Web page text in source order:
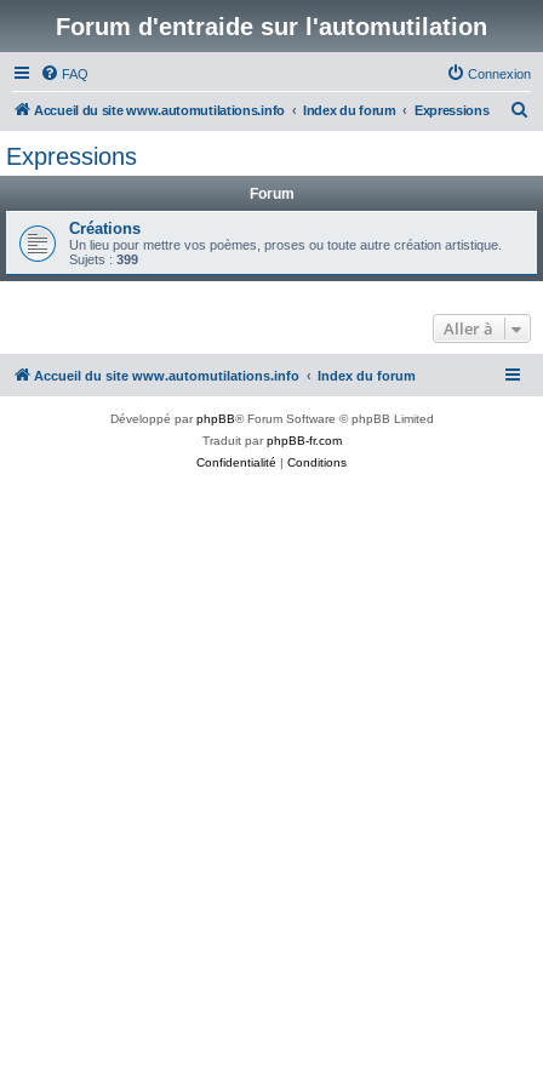
Forum d'entraide sur l'automutilation
FAQ Connexion
Accueil du site www.automutilations.info Index du forum Expressions
c
e
Expressions
Forum
Créations
Un lieu pour mettre vos poèmes, proses ou toute autre création artistique.
Sujets : 399
Aller à
Accueil du site www.automutilations.info Index du forum
Développé parphpBB® Forum Software © phpBB Limited
Traduit parphpBB-fr.com
Confidentialité | Conditions